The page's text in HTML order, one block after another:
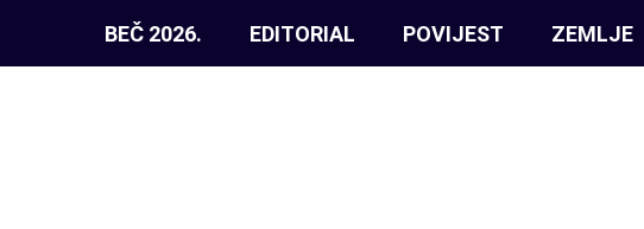
BEČ 2026. EDITORIAL POVIJEST ZEMLJE